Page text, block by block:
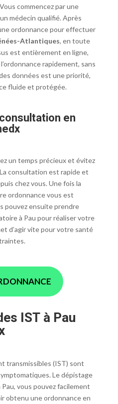
commencez par une
médecin qualifié. Après
ordonnance pour effectuer
Atlantiques, en toute
est entièrement en ligne,
rapidement, sans
données est une priorité,
fluide et protégée.
en
un temps précieux et évitez
consultation est rapide et
chez vous. Une fois la
ordonnance vous est
pouvez ensuite prendre
à Pau pour réaliser votre
d’agir vite pour votre santé
IST à Pau
transmissibles (IST) sont
Le dépistage
vous pouvez facilement
obtenu une ordonnance en